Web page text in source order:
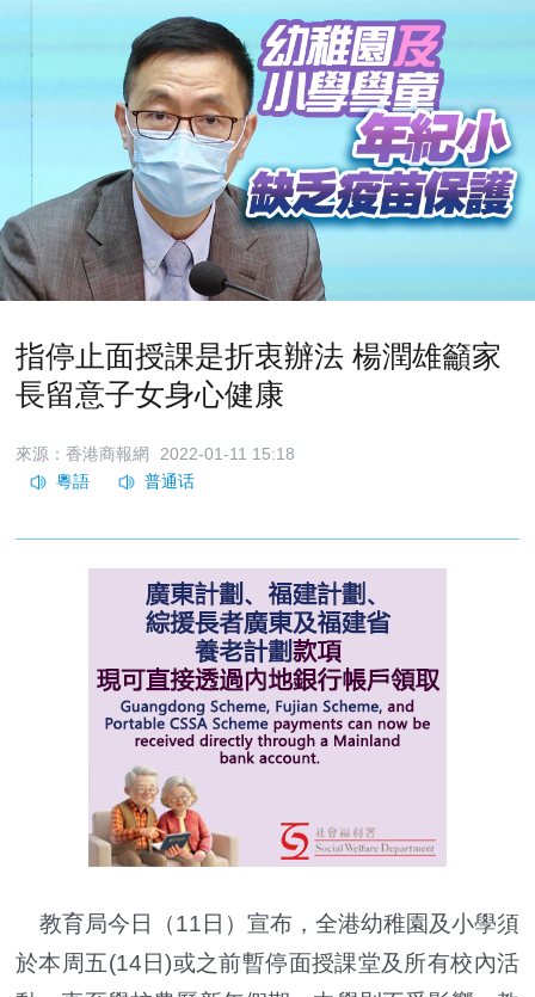
指停止面授課是折衷辦法 楊潤雄籲家
長留意子女身心健康
來源：香港商報網 2022-01-11 15:18
教育局今日（11日）宣布，全港幼稚園及小學須
於本周五(14日)或之前暫停面授課堂及所有校內活